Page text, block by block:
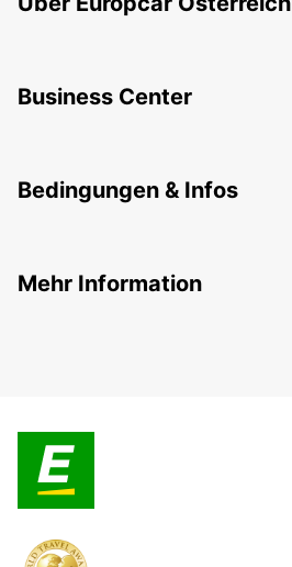
Business Center
Bedingungen & Infos
Mehr Information